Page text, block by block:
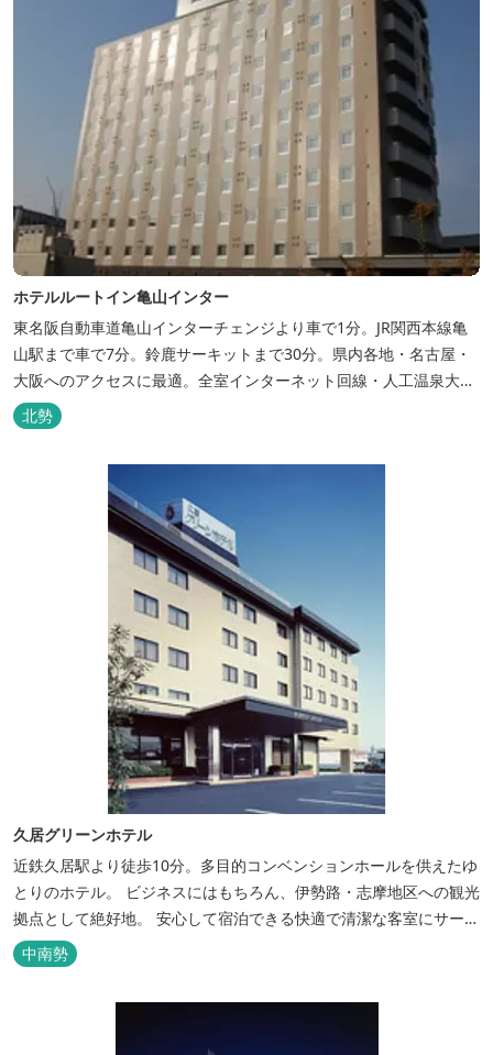
ホテルルートイン亀山インター
東名阪自動車道亀山インターチェンジより車で1分。JR関西本線亀
山駅まで車で7分。鈴鹿サーキットまで30分。県内各地・名古屋・
大阪へのアクセスに最適。全室インターネット回線・人工温泉大浴
場・無料平面駐車場89台完備。
北勢
久居グリーンホテル
近鉄久居駅より徒歩10分。多目的コンベンションホールを供えたゆ
とりのホテル。 ビジネスにはもちろん、伊勢路・志摩地区への観光
拠点として絶好地。 安心して宿泊できる快適で清潔な客室にサービ
スも行き届いています。一志・ 嬉野のゴルフ場に至近。
中南勢